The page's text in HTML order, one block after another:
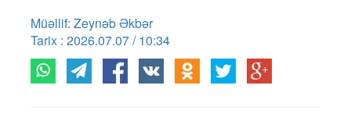
Müəllif: Zeynəb Əkbər
Tarix : 2026.07.07 / 10:34